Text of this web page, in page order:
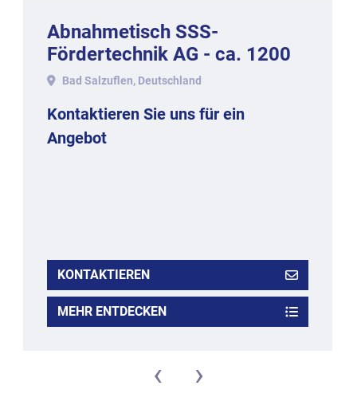
Abnahmetisch SSS-
Fördertechnik AG - ca. 1200
mm lang.
Bad Salzuflen, Deutschland
Kontaktieren Sie uns für ein
Angebot
KONTAKTIEREN
MEHR ENTDECKEN
‹ ›